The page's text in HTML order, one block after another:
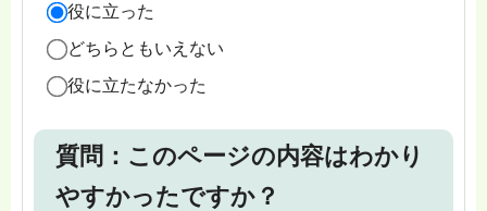
役に立った
どちらともいえない
役に立たなかった
質問：このページの内容はわかり
やすかったですか？